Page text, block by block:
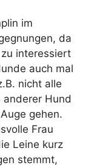
im
da
interessiert
auch mal
nicht alle
Hund
gehen.
Frau
Leine kurz
stemmt,